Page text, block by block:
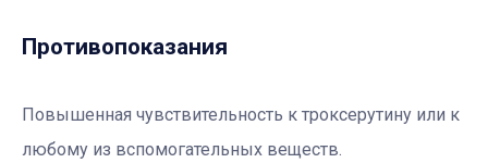
Противопоказания
Повышенная чувствительность к троксерутину или к
любому из вспомогательных веществ.